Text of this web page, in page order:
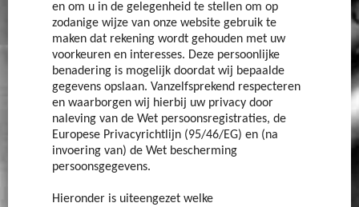
en om u in de gelegenheid te stellen om op
zodanige wijze van onze website gebruik te
maken dat rekening wordt gehouden met uw
voorkeuren en interesses. Deze persoonlijke
benadering is mogelijk doordat wij bepaalde
gegevens opslaan. Vanzelfsprekend respecteren
en waarborgen wij hierbij uw privacy door
naleving van de Wet persoonsregistraties, de
Europese Privacyrichtlijn (95/46/EG) en (na
invoering van) de Wet bescherming
persoonsgegevens.
Hieronder is uiteengezet welke